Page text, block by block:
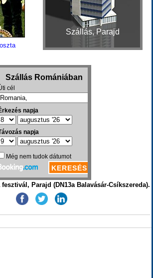
Szállás, Parajd
Parajd (DN13a Balavásár-Csíkszereda).